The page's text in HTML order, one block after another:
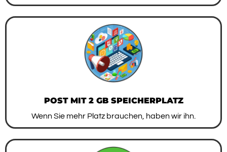
POST MIT 2 GB SPEICHERPLATZ
Wenn Sie mehr Platz brauchen, haben wir ihn.